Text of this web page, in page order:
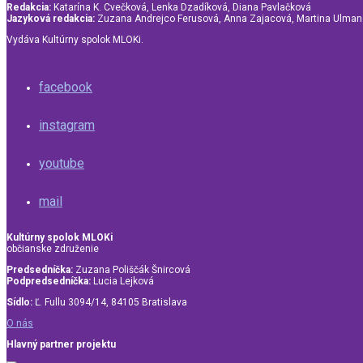
Redakcia: Katarína K. Cvečková, Lenka Dzadíková, Diana Pavlačková
Jazyková redakcia: Zuzana Andrejco Ferusová, Anna Zajacová, Martina
Vydáva Kultúrny spolok MLOKi.
facebook
instagram
youtube
mail
Kultúrny spolok MLOKi
občianske združenie
Predsedníčka: Zuzana Poliščák Šnircová
Podpredsedníčka: Lucia Lejková
Sídlo: Ľ. Fullu 3094/14, 84105 Bratislava
O nás
Hlavný partner projektu